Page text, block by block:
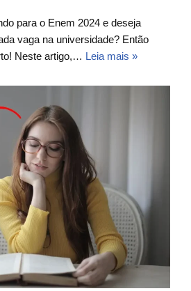
para o Enem 2024 e deseja
vaga na universidade? Então
Neste artigo,… Leia mais »